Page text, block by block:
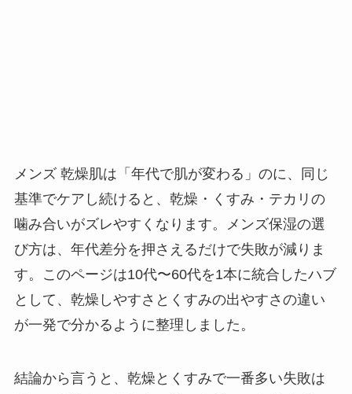
メンズ 乾燥肌は「年代で肌が変わる」のに、同じ
基準でケアし続けると、乾燥・くすみ・テカリの
噛み合いがズレやすくなります。メンズ保湿の選
び方は、年代差分を押さえるだけで失敗が減りま
す。このページは10代〜60代を1本に統合したハブ
として、乾燥しやすさとくすみの出やすさの違い
が一発で分かるように整理しました。
結論から言うと、乾燥とくすみで一番多い失敗は